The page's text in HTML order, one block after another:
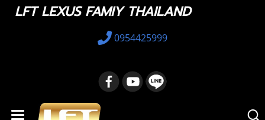
LFT LEXUS FAMIY THAILAND
0954425999